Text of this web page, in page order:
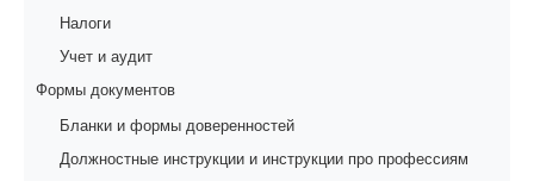
Налоги
Учет и аудит
Формы документов
Бланки и формы доверенностей
Должностные инструкции и инструкции про профессиям